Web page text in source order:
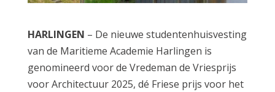
HARLINGEN – De nieuwe studentenhuisvesting
van de Maritieme Academie Harlingen is
genomineerd voor de Vredeman de Vriesprijs
voor Architectuur 2025, dé Friese prijs voor het